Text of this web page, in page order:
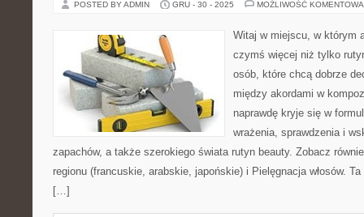
POSTED BY ADMIN GRU - 30 - 2025 MOŻLIWOŚĆ
Witaj w miejscu, w którym
czymś więcej niż tylko
osób, które chcą dobrze
między akordami w
naprawdę kryje się w
wrażenia, sprawdzenia i
zapachów, a także szerokiego świata rutyn beauty. Zobacz
regionu (francuskie, arabskie, japońskie) i Pielęgnacja włosów.
[…]